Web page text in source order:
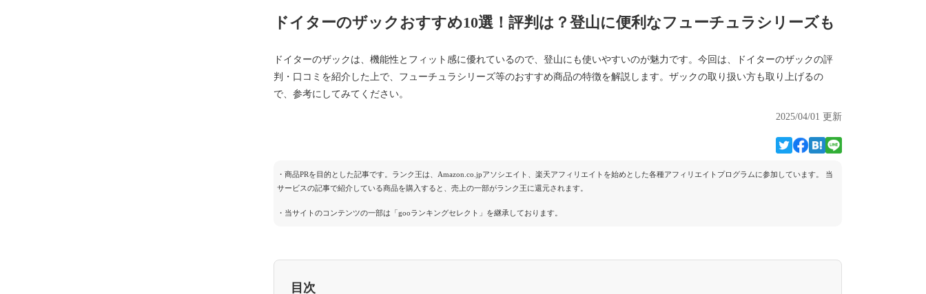
ドイターのザックおすすめ10選！評判は？登山に便利なフューチュラシリーズも
ドイターのザックは、機能性とフィット感に優れているので、登山にも使いやすいのが魅力です。今回は、ドイターのザックの評
判・口コミを紹介した上で、フューチュラシリーズ等のおすすめ商品の特徴を解説します。ザックの取り扱い方も取り上げるの
で、参考にしてみてください。
2025/04/01 更新
・商品PRを目的とした記事です。ランク王は、Amazon.co.jpアソシエイト、楽天アフィリエイトを始めとした各種アフィリエイトプログラムに参加しています。 当
サービスの記事で紹介している商品を購入すると、売上の一部がランク王に還元されます。
・当サイトのコンテンツの一部は「gooランキングセレクト」を継承しております。
目次